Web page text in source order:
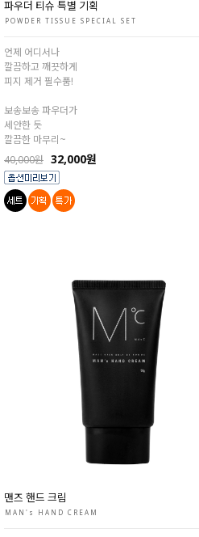
파우더 티슈 특별 기획
POWDER TISSUE SPECIAL SET
언제 어디서나
깔끔하고 깨끗하게
피지 제거 필수품!
보송보송 파우더가
세안한 듯
깔끔한 마무리~
40,000원 32,000원
맨즈 핸드 크림
MAN's HAND CREAM